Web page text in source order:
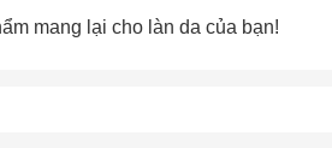
mang lại cho làn da của bạn!